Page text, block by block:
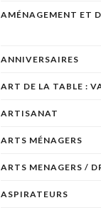
AMÉNAGEMENT ET
ANNIVERSAIRES
ART DE LA TABLE :
ARTISANAT
ARTS MÉNAGERS
ARTS MENAGERS /
ASPIRATEURS